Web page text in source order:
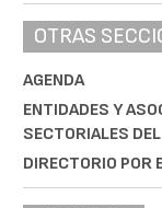
OTRAS
AGENDA
ENTIDADES Y
SECTORIALES
DIRECTORIO POR